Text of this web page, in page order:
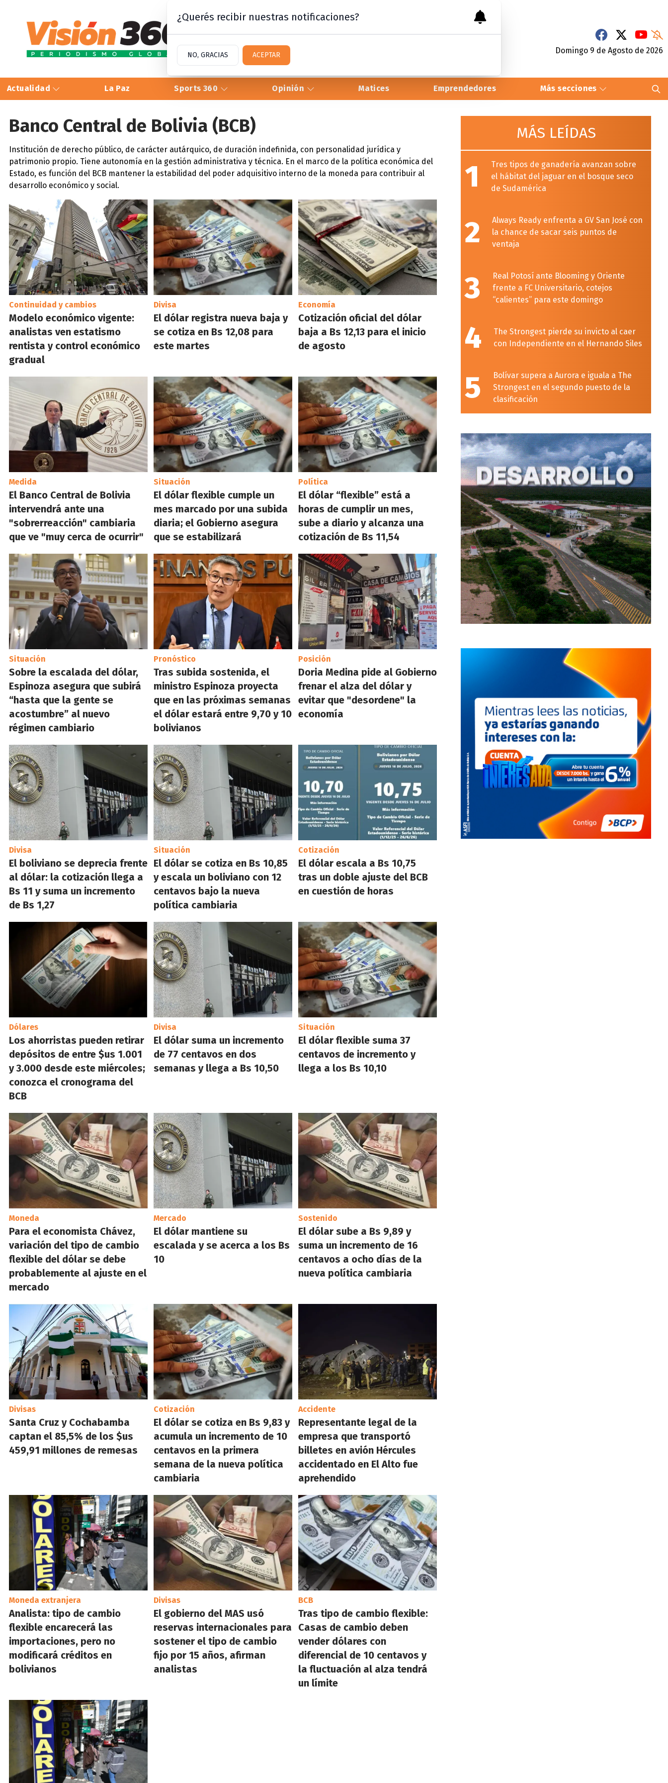
Domingo 9 de Agosto de 2026
Actualidad La Paz Sports 360 Opinión Matices Emprendedores Más secciones
Banco Central de Bolivia (BCB)
Institución de derecho público, de carácter autárquico, de duración indefinida, con personalidad jurídica y
patrimonio propio. Tiene autonomía en la gestión administrativa y técnica. En el marco de la política económica del
Estado, es función del BCB mantener la estabilidad del poder adquisitivo interno de la moneda para contribuir al
desarrollo económico y social.
Continuidad y cambios
Modelo económico vigente:
analistas ven estatismo
rentista y control económico
gradual
Divisa
El dólar registra nueva baja y
se cotiza en Bs 12,08 para
este martes
Economía
Cotización oficial del dólar
baja a Bs 12,13 para el inicio
de agosto
Medida
El Banco Central de Bolivia
intervendrá ante una
"sobrerreacción" cambiaria
que ve "muy cerca de ocurrir"
Situación
El dólar flexible cumple un
mes marcado por una subida
diaria; el Gobierno asegura
que se estabilizará
Política
El dólar “flexible” está a
horas de cumplir un mes,
sube a diario y alcanza una
cotización de Bs 11,54
Situación
Sobre la escalada del dólar,
Espinoza asegura que subirá
“hasta que la gente se
acostumbre” al nuevo
régimen cambiario
Pronóstico
Tras subida sostenida, el
ministro Espinoza proyecta
que en las próximas semanas
el dólar estará entre 9,70 y 10
bolivianos
Posición
Doria Medina pide al Gobierno
frenar el alza del dólar y
evitar que "desordene" la
economía
Divisa
El boliviano se deprecia frente
al dólar: la cotización llega a
Bs 11 y suma un incremento
de Bs 1,27
Situación
El dólar se cotiza en Bs 10,85
y escala un boliviano con 12
centavos bajo la nueva
política cambiaria
Cotización
El dólar escala a Bs 10,75
tras un doble ajuste del BCB
en cuestión de horas
Dólares
Los ahorristas pueden retirar
depósitos de entre $us 1.001
y 3.000 desde este miércoles;
conozca el cronograma del
BCB
Divisa
El dólar suma un incremento
de 77 centavos en dos
semanas y llega a Bs 10,50
Situación
El dólar flexible suma 37
centavos de incremento y
llega a los Bs 10,10
Moneda
Para el economista Chávez,
variación del tipo de cambio
flexible del dólar se debe
probablemente al ajuste en el
mercado
Mercado
El dólar mantiene su
escalada y se acerca a los Bs
10
Sostenido
El dólar sube a Bs 9,89 y
suma un incremento de 16
centavos a ocho días de la
nueva política cambiaria
Divisas
Santa Cruz y Cochabamba
captan el 85,5% de los $us
459,91 millones de remesas
Cotización
El dólar se cotiza en Bs 9,83 y
acumula un incremento de 10
centavos en la primera
semana de la nueva política
cambiaria
Accidente
Representante legal de la
empresa que transportó
billetes en avión Hércules
accidentado en El Alto fue
aprehendido
Moneda extranjera
Analista: tipo de cambio
flexible encarecerá las
importaciones, pero no
modificará créditos en
bolivianos
Divisas
El gobierno del MAS usó
reservas internacionales para
sostener el tipo de cambio
fijo por 15 años, afirman
analistas
BCB
Tras tipo de cambio flexible:
Casas de cambio deben
vender dólares con
diferencial de 10 centavos y
la fluctuación al alza tendrá
un límite
MÁS LEÍDAS
1
Tres tipos de ganadería avanzan sobre
el hábitat del jaguar en el bosque seco
de Sudamérica
2
Always Ready enfrenta a GV San José con
la chance de sacar seis puntos de
ventaja
3
Real Potosí ante Blooming y Oriente
frente a FC Universitario, cotejos
“calientes” para este domingo
4
The Strongest pierde su invicto al caer
con Independiente en el Hernando Siles
5
Bolívar supera a Aurora e iguala a The
Strongest en el segundo puesto de la
clasificación
¿Querés recibir nuestras notificaciones?
NO, GRACIAS ACEPTAR